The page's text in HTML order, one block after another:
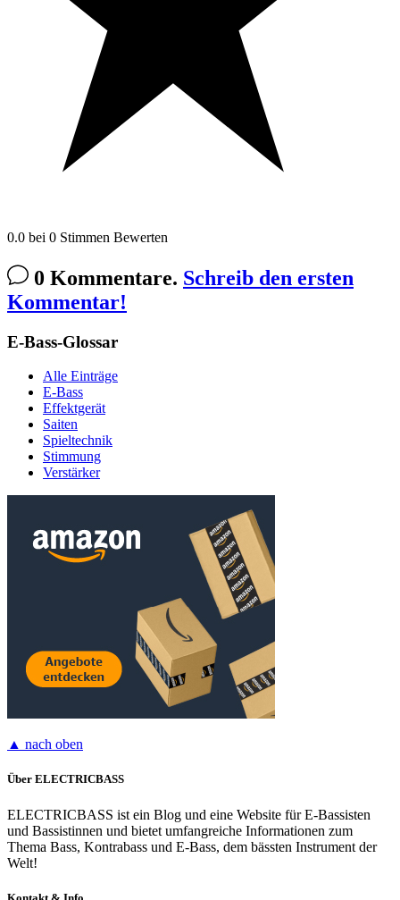
0.0 bei 0 Stimmen Bewerten
0 Kommentare. Schreib den ersten
Kommentar!
E-Bass-Glossar
Alle Einträge
E-Bass
Effektgerät
Saiten
Spieltechnik
Stimmung
Verstärker
▲ nach oben
Über ELECTRICBASS
ELECTRICBASS ist ein Blog und eine Website für E-Bassisten
und Bassistinnen und bietet umfangreiche Informationen zum
Thema Bass, Kontrabass und E-Bass, dem bässten Instrument der
Welt!